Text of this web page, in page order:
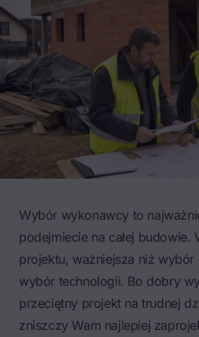
Wybór wykonawcy to
podejmiecie na całej budowie.
projektu, ważniejsza niż wybór
wybór technologii. Bo dobry
przeciętny projekt na trudnej
zniszczy Wam najlepiej